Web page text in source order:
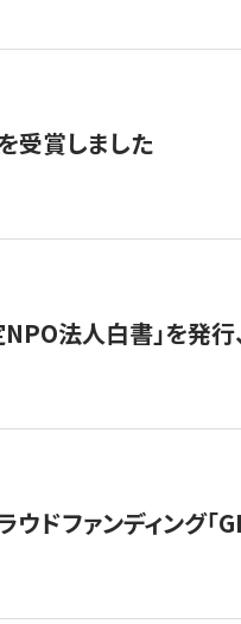
受賞しました
法人白書」を発
ドファンディング